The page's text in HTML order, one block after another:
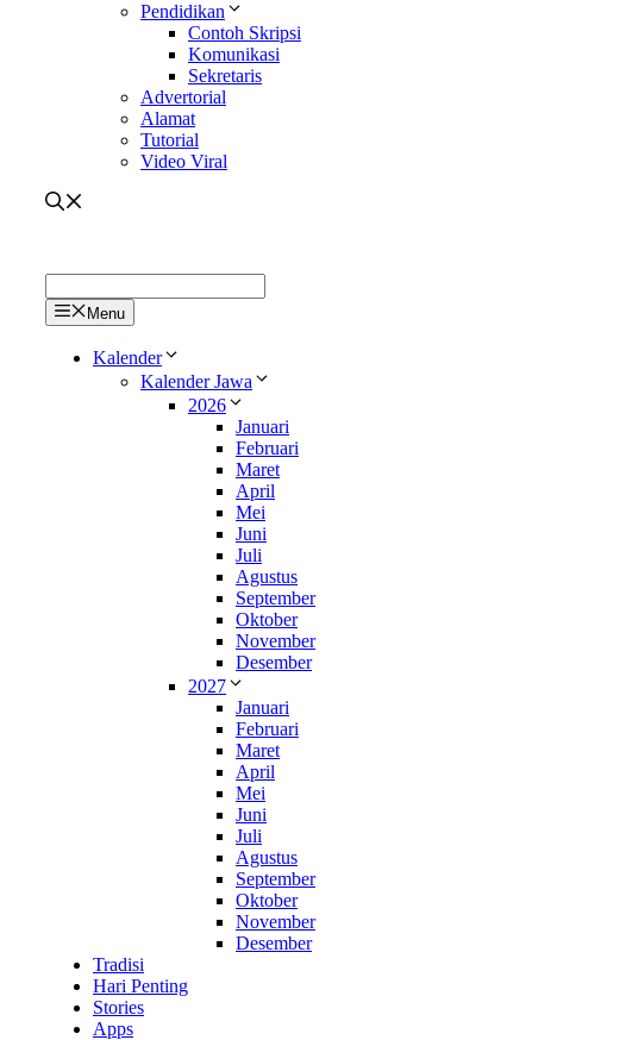
Pendidikan
Contoh Skripsi
Komunikasi
Sekretaris
Advertorial
Alamat
Tutorial
Video Viral
Menu
Kalender
Kalender Jawa
2026
Januari
Februari
Maret
April
Mei
Juni
Juli
Agustus
September
Oktober
November
Desember
2027
Januari
Februari
Maret
April
Mei
Juni
Juli
Agustus
September
Oktober
November
Desember
Tradisi
Hari Penting
Stories
Apps